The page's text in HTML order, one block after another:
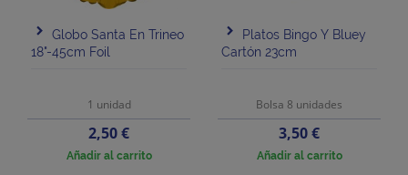
Globo Santa En Trineo
18"-45cm Foil
1 unidad
Precio
2,50 €
Añadir al carrito
Platos Bingo Y Bluey
Cartón 23cm
Bolsa 8 unidades
Precio
3,50 €
Añadir al carrito